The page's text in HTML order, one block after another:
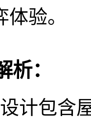
验。
：
计包含